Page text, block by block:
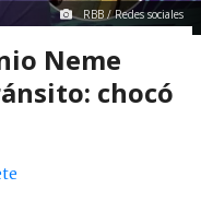
RBB / Redes sociales
Neme
chocó